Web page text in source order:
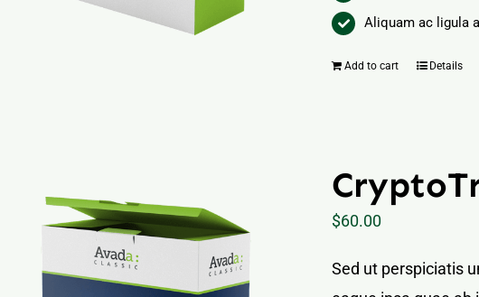
Aliquam ac ligula
Add to cart Details
$60.00
Sed ut perspiciatis